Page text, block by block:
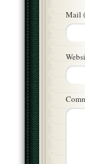
Mail